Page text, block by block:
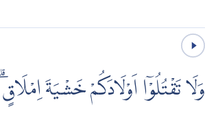
وَلَا تَقْتُلُوْٓا اَوْلَادَكُمْ خَشْيَةَ